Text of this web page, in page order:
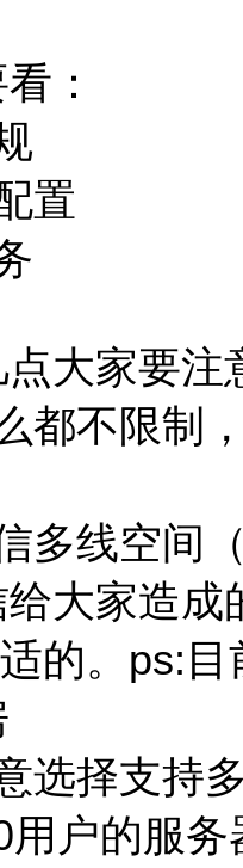
：
置
大家要注
都不限制
多线空间
大家造
的。ps:
选择支持
用户的服